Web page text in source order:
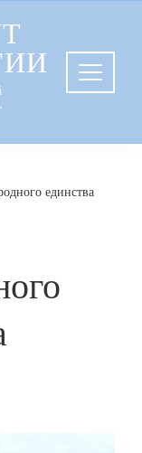
единства